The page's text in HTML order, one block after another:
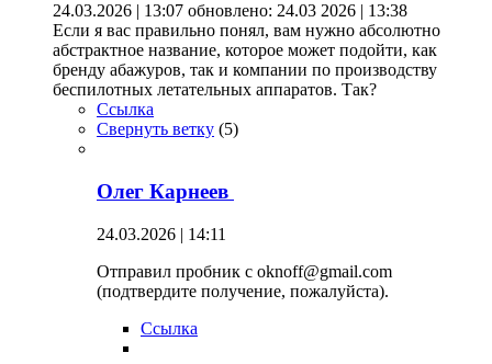
24.03.2026 | 13:07 обновлено: 24.03 2026 | 13:38
Если я вас правильно понял, вам нужно абсолютно
абстрактное название, которое может подойти, как
бренду абажуров, так и компании по производству
беспилотных летательных аппаратов. Так?
Ссылка
Свернуть ветку (5)
Олег Карнеев
24.03.2026 | 14:11
Отправил пробник с oknoff@gmail.com
(подтвердите получение, пожалуйста).
Ссылка